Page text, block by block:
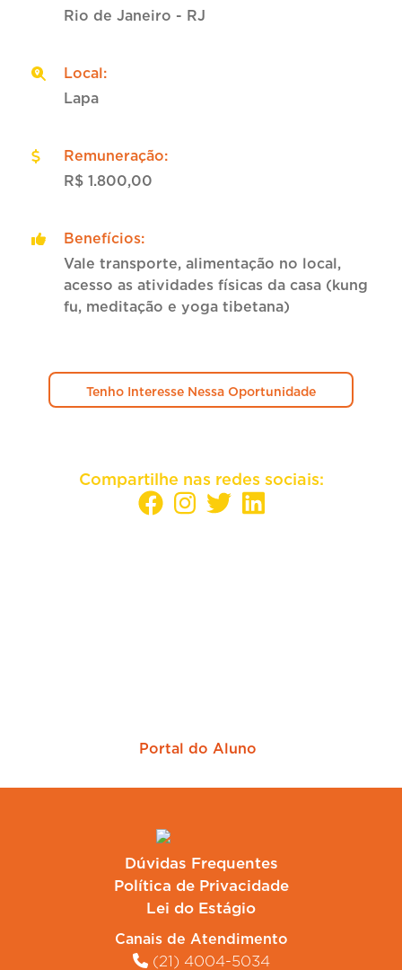
Rio de Janeiro - RJ
Local:
Lapa
Remuneração:
R$ 1.800,00
Benefícios:
Vale transporte, alimentação no local,
acesso as atividades físicas da casa (kung
fu, meditação e yoga tibetana)
Tenho Interesse Nessa Oportunidade
Compartilhe nas redes sociais:
Portal do Aluno
Dúvidas Frequentes
Política de Privacidade
Lei do Estágio
Canais de Atendimento
(21) 4004-5034